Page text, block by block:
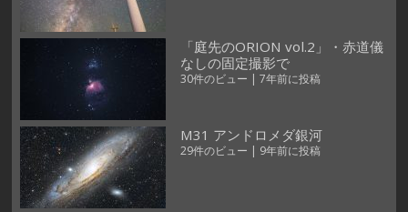
「庭先のORION vol.2」・赤道儀
なしの固定撮影で
30件のビュー | 7年前に投稿
M31 アンドロメダ銀河
29件のビュー | 9年前に投稿